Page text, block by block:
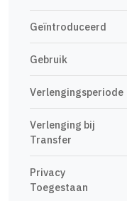
Geïntroduceerd
Gebruik
Verlengingsperiode
Verlenging bij
Transfer
Privacy
Toegestaan